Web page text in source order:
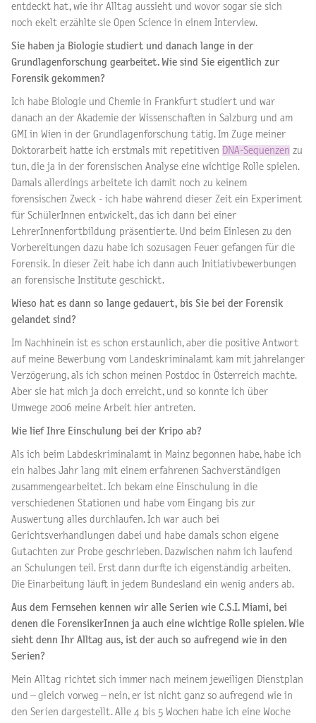
entdeckt hat, wie ihr Alltag aussieht und wovor sogar sie sich
noch ekelt erzählte sie Open Science in einem Interview.
Sie haben ja Biologie studiert und danach lange in der
Grundlagenforschung gearbeitet. Wie sind Sie eigentlich zur
Forensik gekommen?
Ich habe Biologie und Chemie in Frankfurt studiert und war
danach an der Akademie der Wissenschaften in Salzburg und am
GMI in Wien in der Grundlagenforschung tätig. Im Zuge meiner
Doktorarbeit hatte ich erstmals mit repetitiven
DNA-Sequenzen zu
tun, die ja in der forensischen Analyse eine wichtige Rolle spielen.
Damals allerdings arbeitete ich damit noch zu keinem
forensischen Zweck - ich habe während dieser Zeit ein Experiment
für SchülerInnen entwickelt, das ich dann bei einer
LehrerInnenfortbildung präsentierte. Und beim Einlesen zu den
Vorbereitungen dazu habe ich sozusagen Feuer gefangen für die
Forensik. In dieser Zeit habe ich dann auch Initiativbewerbungen
an forensische Institute geschickt.
Wieso hat es dann so lange gedauert, bis Sie bei der Forensik
gelandet sind?
Im Nachhinein ist es schon erstaunlich, aber die positive Antwort
auf meine Bewerbung vom Landeskriminalamt kam mit jahrelanger
Verzögerung, als ich schon meinen Postdoc in Österreich machte.
Aber sie hat mich ja doch erreicht, und so konnte ich über
Umwege 2006 meine Arbeit hier antreten.
Wie lief Ihre Einschulung bei der Kripo ab?
Als ich beim Labdeskriminalamt in Mainz begonnen habe, habe ich
ein halbes Jahr lang mit einem erfahrenen Sachverständigen
zusammengearbeitet. Ich bekam eine Einschulung in die
verschiedenen Stationen und habe vom Eingang bis zur
Auswertung alles durchlaufen. Ich war auch bei
Gerichtsverhandlungen dabei und habe damals schon eigene
Gutachten zur Probe geschrieben. Dazwischen nahm ich laufend
an Schulungen teil. Erst dann durfte ich eigenständig arbeiten.
Die Einarbeitung läuft in jedem Bundesland ein wenig anders ab.
Aus dem Fernsehen kennen wir alle Serien wie C.S.I. Miami, bei
denen die ForensikerInnen ja auch eine wichtige Rolle spielen. Wie
sieht denn Ihr Alltag aus, ist der auch so aufregend wie in den
Serien?
Mein Alltag richtet sich immer nach meinem jeweiligen Dienstplan
und – gleich vorweg – nein, er ist nicht ganz so aufregend wie in
den Serien dargestellt. Alle 4 bis 5 Wochen habe ich eine Woche